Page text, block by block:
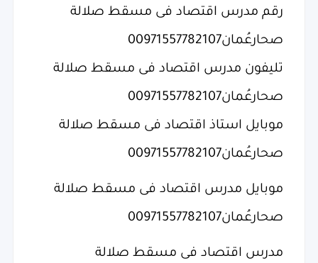
رقم مدرس اقتصاد فى مسقط صلالة
صحارعُمان00971557782107
تليفون مدرس اقتصاد فى مسقط صلالة
صحارعُمان00971557782107
موبايل استاذ اقتصاد فى مسقط صلالة
صحارعُمان00971557782107
موبايل مدرس اقتصاد فى مسقط صلالة
صحارعُمان00971557782107
مدرس اقتصاد فى مسقط صلالة